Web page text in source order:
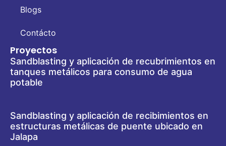
Blogs
Contácto
Proyectos
Sandblasting y aplicación de recubrimientos en
tanques metálicos para consumo de agua
potable
Sandblasting y aplicación de recibimientos en
estructuras metálicas de puente ubicado en
Jalapa